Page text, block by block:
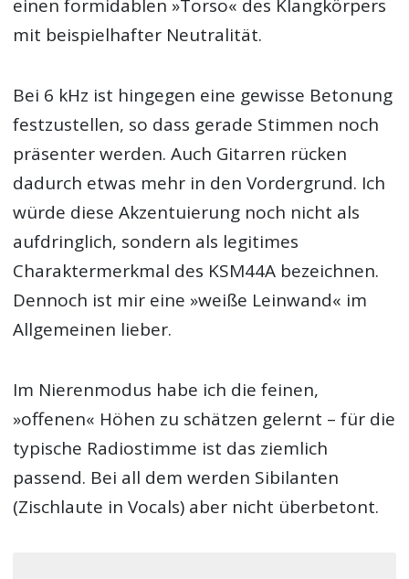
einen formidablen »Torso« des Klangkörpers
mit beispielhafter Neutralität.
Bei 6 kHz ist hingegen eine gewisse Betonung
festzustellen, so dass gerade Stimmen noch
präsenter werden. Auch Gitarren rücken
dadurch etwas mehr in den Vordergrund. Ich
würde diese Akzentuierung noch nicht als
aufdringlich, sondern als legitimes
Charaktermerkmal des KSM44A bezeichnen.
Dennoch ist mir eine »weiße Leinwand« im
Allgemeinen lieber.
Im Nierenmodus habe ich die feinen,
»offenen« Höhen zu schätzen gelernt – für die
typische Radiostimme ist das ziemlich
passend. Bei all dem werden Sibilanten
(Zischlaute in Vocals) aber nicht überbetont.